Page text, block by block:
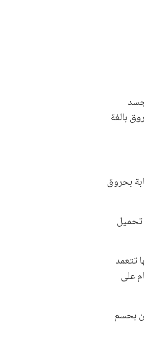
بالغة
تفيد بوصول ربة منزل (20 عامًا) مصابة بحروق
تحميل
تتعمد
شعوره ويرتكب فعلته.! وباعترافه، أمرت جهات التحقيق بحبسه 4 أيام على
بحسم